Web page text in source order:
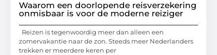
Waarom een doorlopende reisverzekering
onmisbaar is voor de moderne reiziger
Reizen is tegenwoordig meer dan alleen een
zomervakantie naar de zon. Steeds meer Nederlanders
trekken er meerdere keren per